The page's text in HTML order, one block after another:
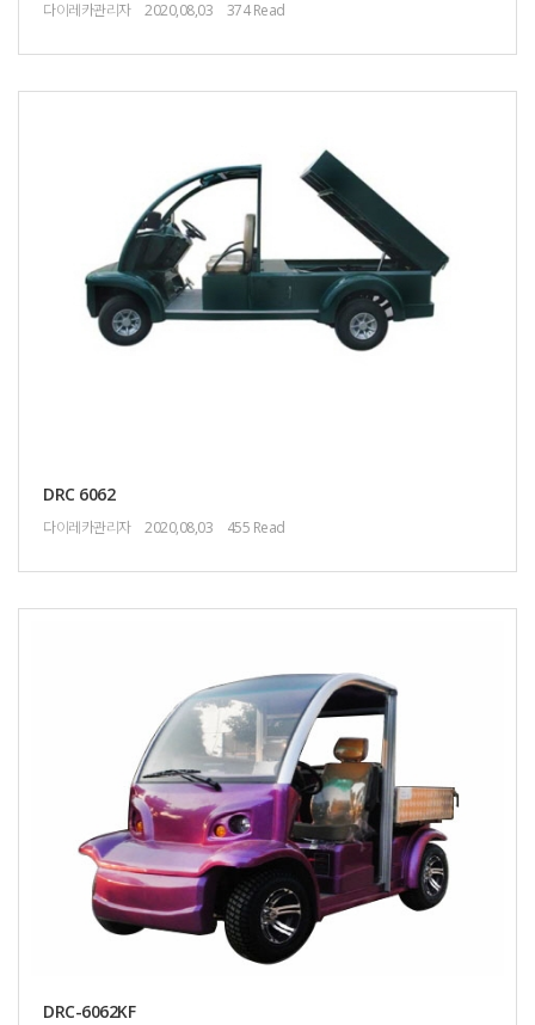
다이레카관리자 2020,08,03 374 Read
DRC 6062
다이레카관리자 2020,08,03 455 Read
DRC-6062KF